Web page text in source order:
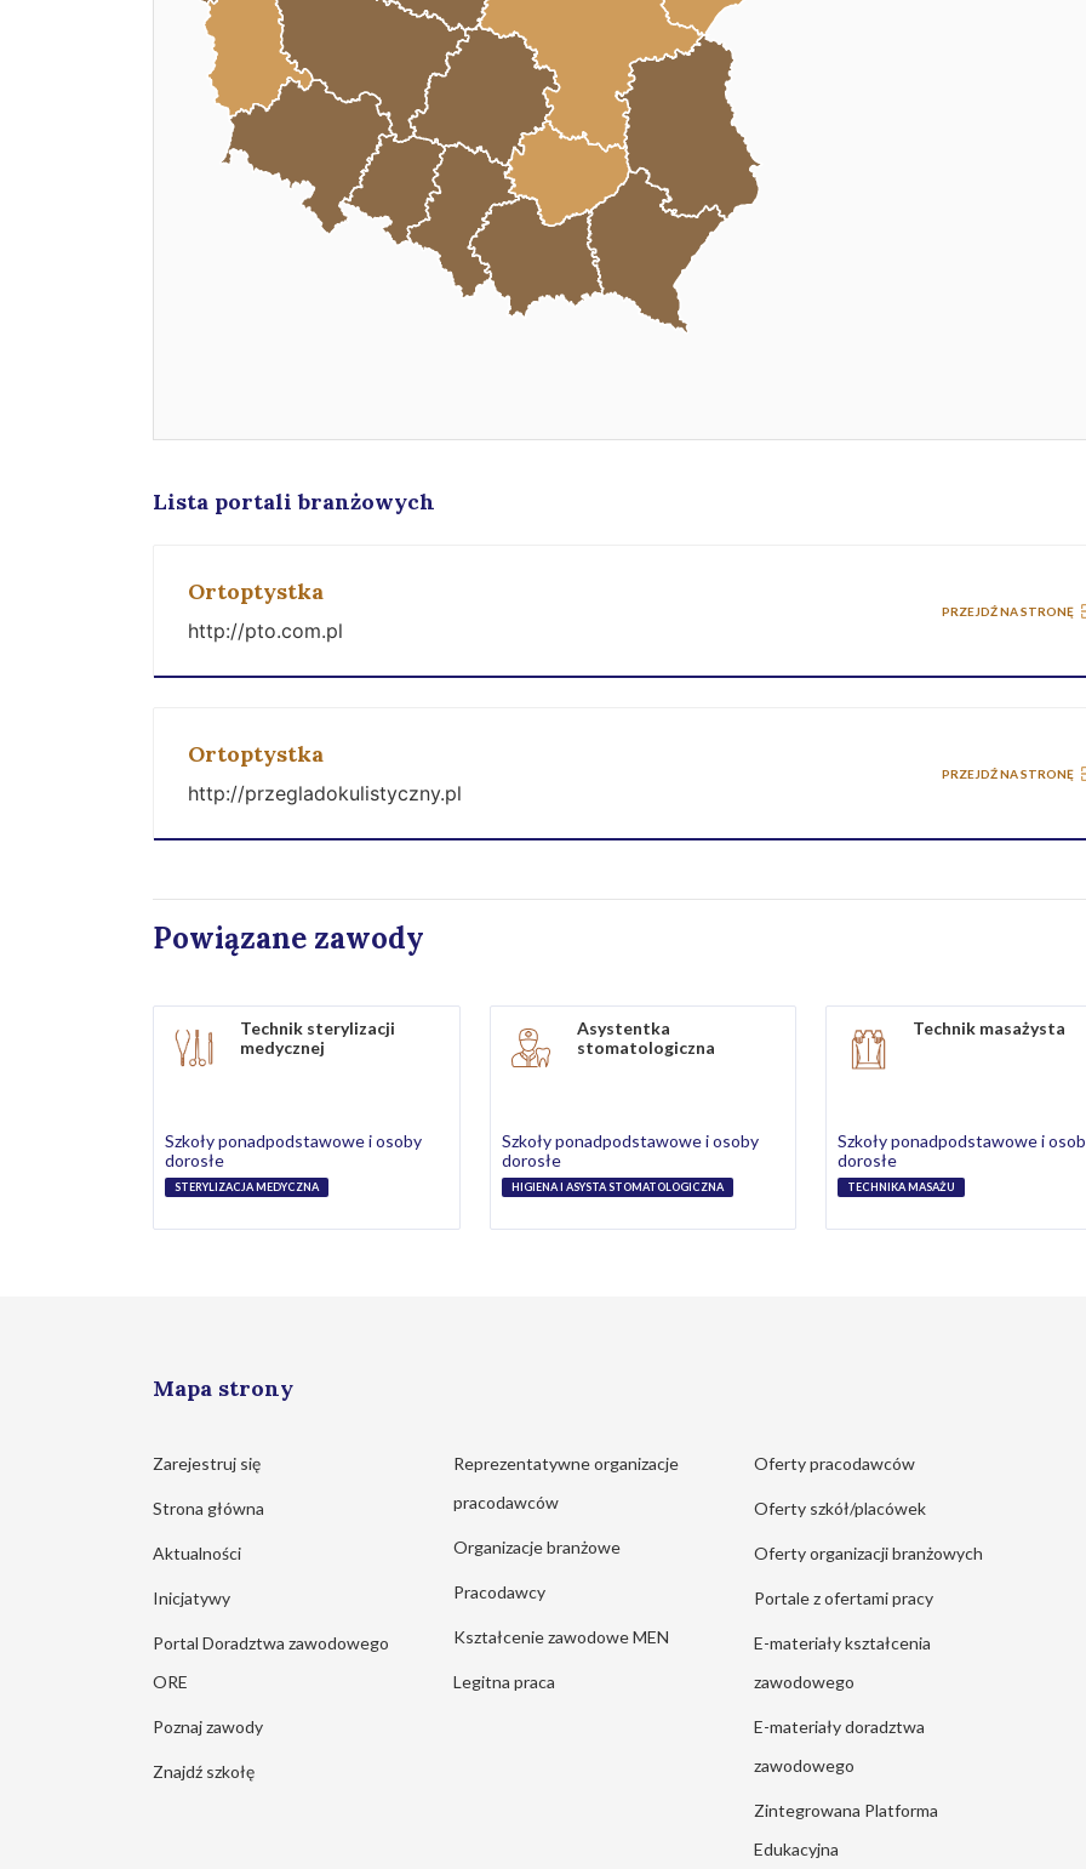
Lista portali branżowych
Ortoptystka
http://pto.com.pl
PRZEJDŹ NA STRONĘ
Ortoptystka
http://przegladokulistyczny.pl
PRZEJDŹ NA STRONĘ
Powiązane zawody
Technik sterylizacji
medycznej
Szkoły ponadpodstawowe i osoby
dorosłe
STERYLIZACJA MEDYCZNA
Asystentka
stomatologiczna
Szkoły ponadpodstawowe i osoby
dorosłe
HIGIENA I ASYSTA STOMATOLOGICZNA
Technik masażysta
Szkoły ponadpodstawowe i
dorosłe
TECHNIKA MASAŻU
Mapa strony
Zarejestruj się
Strona główna
Aktualności
Inicjatywy
Portal Doradztwa zawodowego
ORE
Poznaj zawody
Znajdź szkołę
Reprezentatywne organizacje
pracodawców
Organizacje branżowe
Pracodawcy
Kształcenie zawodowe MEN
Legitna praca
Oferty pracodawców
Oferty szkół/placówek
Oferty organizacji branżowych
Portale z ofertami pracy
E-materiały kształcenia
zawodowego
E-materiały doradztwa
zawodowego
Zintegrowana Platforma
Edukacyjna